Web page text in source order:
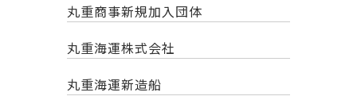
丸重商事新規加入団体
丸重海運株式会社
丸重海運新造船